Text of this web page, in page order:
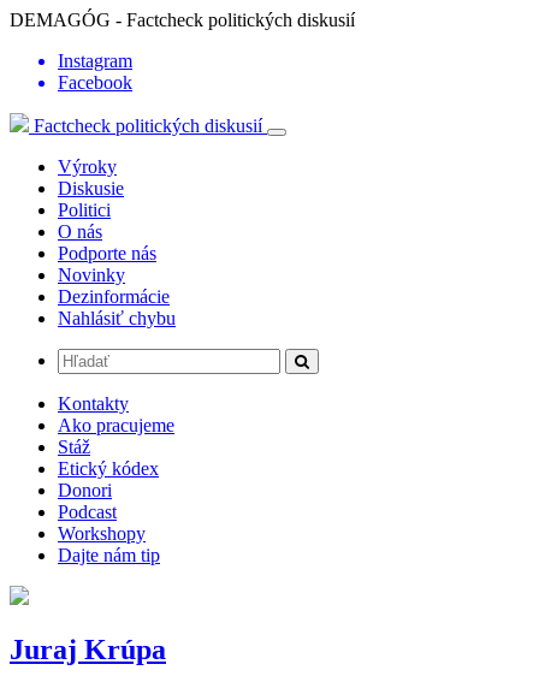
DEMAGÓG - Factcheck politických diskusií
Instagram
Facebook
Factcheck politických diskusií
Výroky
Diskusie
Politici
O nás
Podporte nás
Novinky
Dezinformácie
Nahlásiť chybu
Kontakty
Ako pracujeme
Stáž
Etický kódex
Donori
Podcast
Workshopy
Dajte nám tip
Juraj Krúpa